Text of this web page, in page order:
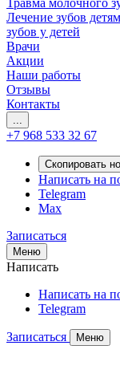
Травма молочного
Лечение зубов детям
зубов у детей
Врачи
Акции
Наши работы
Отзывы
Контакты
...
+7 968 533 32 67
Скопировать
Написать на
Telegram
Max
Записаться
Меню
Написать
Написать на
Telegram
Записаться Меню